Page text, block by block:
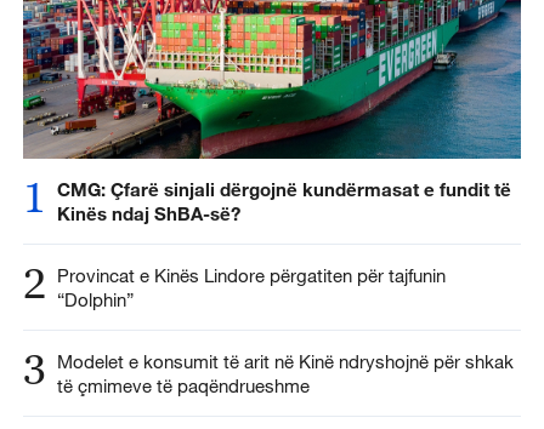
1
CMG: Çfarë sinjali dërgojnë kundërmasat e fundit të
Kinës ndaj ShBA-së?
2
Provincat e Kinës Lindore përgatiten për tajfunin
“Dolphin”
3
Modelet e konsumit të arit në Kinë ndryshojnë për shkak
të çmimeve të paqëndrueshme